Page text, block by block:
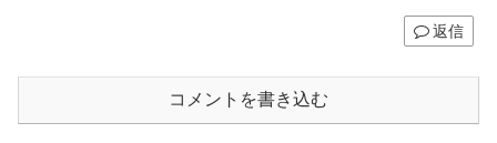
返信
コメントを書き込む